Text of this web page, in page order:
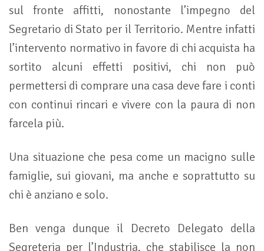
sul fronte affitti, nonostante l’impegno del
Segretario di Stato per il Territorio. Mentre infatti
l’intervento normativo in favore di chi acquista ha
sortito alcuni effetti positivi, chi non può
permettersi di comprare una casa deve fare i conti
con continui rincari e vivere con la paura di non
farcela più.
Una situazione che pesa come un macigno sulle
famiglie, sui giovani, ma anche e soprattutto su
chi è anziano e solo.
Ben venga dunque il Decreto Delegato della
Segreteria per l’Industria, che stabilisce la non